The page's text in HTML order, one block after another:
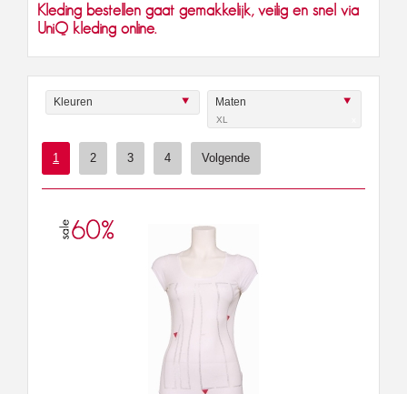
Kleding bestellen gaat gemakkelijk, veilig en snel via
UniQ kleding online.
Kleuren Maten
XL
1 2 3 4 Volgende